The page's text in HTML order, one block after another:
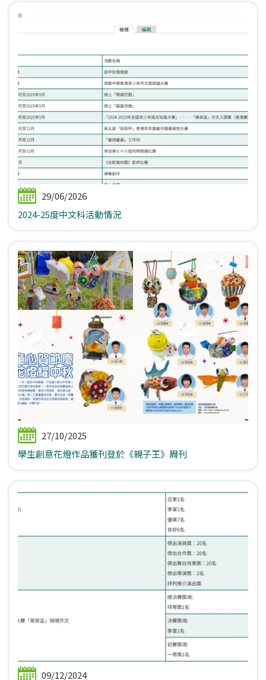
29/06/2026
2024-25度中文科活動情況
27/10/2025
學生創意花燈作品獲刊登於《親子王》周刊
09/12/2024